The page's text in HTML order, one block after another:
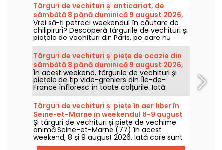
Târguri de vechituri și anticariat, de
sâmbătă 8 până duminică 9 august 2026,
la Paris — programul weekendului
Vrei să-ți petreci weekendul în căutare de
chilipiruri? Descoperă târgurile de vechituri și
piețele de vechituri din Paris, pe care nu
trebuie să le ratezi sâmbătă 8 și duminică 9
august 2026, pentru a-ți umple sacoșele cu
bunuri la prețuri avantajoase.
Târguri de vechituri și piețe de ocazie din
sâmbătă 8 până duminică 9 august 2026,
în Paris și în Île-de-France – programul
weekendului
În acest weekend, târgurile de vechituri și
piețele de tip vide-greniers din Île-de-
France înfloresc în toate colțurile. Iată
întâlnirile de reținut pentru sâmbătă, 8
august, și duminică, 9 august 2026, pentru a
hoinări printre obiecte, a răscoli prin
cotloane și, poate, a da peste comoara rară.
Târguri de vechituri și piețe în aer liber în
Seine-et-Marne în weekendul 8-9 august
2026 - 77
Și târguri de vechituri și piețe de vechime
animă Seine-et-Marne (77) în acest
weekend, 8 și 9 august 2026. Iată care sunt
întâlnirile care vă așteaptă!